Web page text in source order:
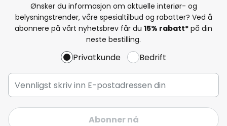
Ønsker du informasjon om aktuelle interiør- og
belysningstrender, våre spesialtilbud og rabatter? Ved å
abonnere på vårt nyhetsbrev får du 15% rabatt* på din
neste bestilling.
Privatkunde Bedrift
Abonner nå